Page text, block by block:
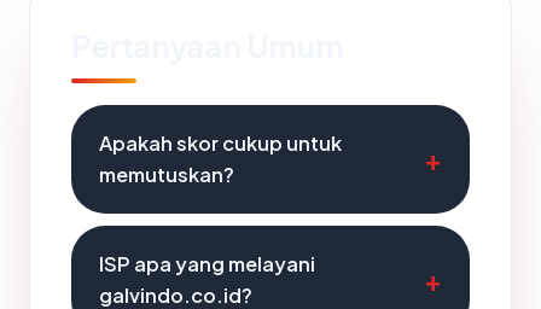
Apakah skor cukup untuk
memutuskan?
ISP apa yang melayani
galvindo.co.id?